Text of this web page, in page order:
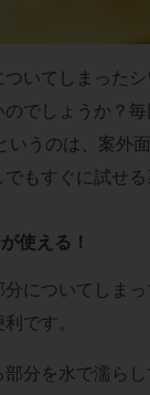
いてしまった
でしょうか？
いうのは、案外
もすぐに試せる
使える！
についてしま
です。
分を水で濡ら